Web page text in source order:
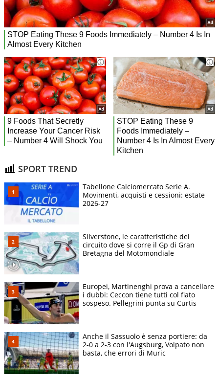
SPORT TREND
Tabellone Calciomercato Serie A.
Movimenti, acquisti e cessioni: estate
2026-27
Silverstone, le caratteristiche del
circuito dove si corre il Gp di Gran
Bretagna del Motomondiale
Europei, Martinenghi prova a cancellare
i dubbi: Ceccon tiene tutti col fiato
sospeso. Pellegrini punta su Curtis
Anche il Sassuolo è senza portiere: da
2-0 a 2-3 con l'Augsburg, Volpato non
basta, che errori di Muric